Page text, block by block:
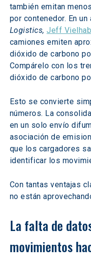
también emitan
por contenedor. En
Logistics, Jeff
camiones emiten
dióxido de carbono
Compárelo con los
dióxido de carbono
Esto se convierte
números. La
en un solo envío
asociación de
que los cargadores
identificar los
Con tantas ventajas
no están
La falta de
movimientos